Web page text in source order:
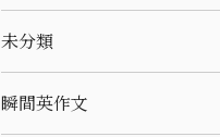
未分類
瞬間英作文